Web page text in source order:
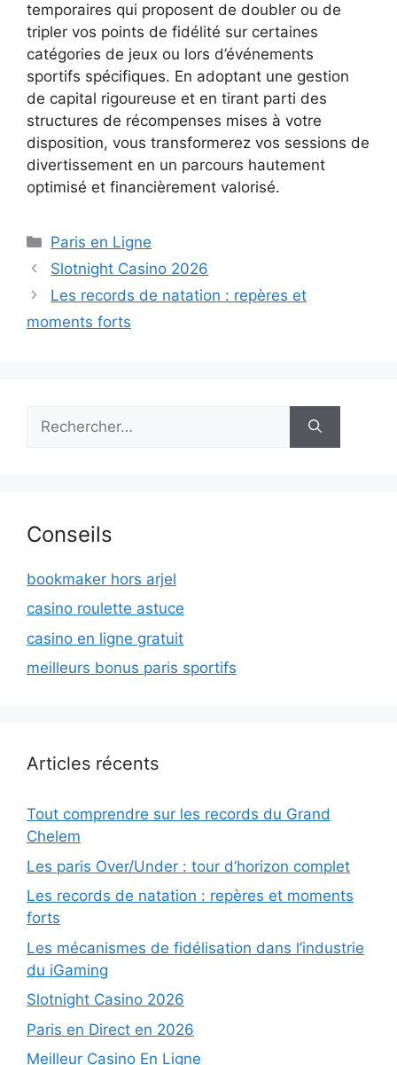
temporaires qui proposent de doubler ou de
tripler vos points de fidélité sur certaines
catégories de jeux ou lors d’événements
sportifs spécifiques. En adoptant une gestion
de capital rigoureuse et en tirant parti des
structures de récompenses mises à votre
disposition, vous transformerez vos sessions de
divertissement en un parcours hautement
optimisé et financièrement valorisé.
Catégories
Paris en Ligne
Slotnight Casino 2026
Les records de natation : repères et
moments forts
Conseils
bookmaker hors arjel
casino roulette astuce
casino en ligne gratuit
meilleurs bonus paris sportifs
Articles récents
Tout comprendre sur les records du Grand
Chelem
Les paris Over/Under : tour d’horizon complet
Les records de natation : repères et moments
forts
Les mécanismes de fidélisation dans l’industrie
du iGaming
Slotnight Casino 2026
Paris en Direct en 2026
Meilleur Casino En Ligne